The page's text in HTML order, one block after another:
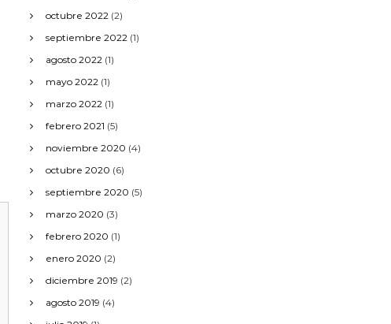
octubre 2022 (2)
septiembre 2022 (1)
agosto 2022 (1)
mayo 2022 (1)
marzo 2022 (1)
febrero 2021 (5)
noviembre 2020 (4)
octubre 2020 (6)
septiembre 2020 (5)
marzo 2020 (3)
febrero 2020 (1)
enero 2020 (2)
diciembre 2019 (2)
agosto 2019 (4)